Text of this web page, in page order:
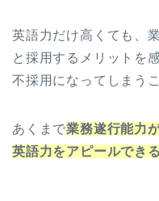
英語力だけ高くても、
と採用するメリットを
不採用になってしまう
あくまで業務遂行能力
英語力をアピールできる